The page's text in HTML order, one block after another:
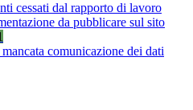
cessati dal rapporto di lavoro
da pubblicare sul sito
comunicazione dei dati